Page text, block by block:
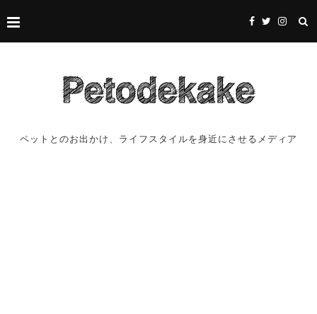
ペットとのお出かけ、ライフスタイルを身近にさせるメディア